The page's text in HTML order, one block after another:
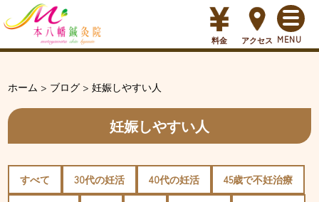
料金 アクセス
ホーム > ブログ >妊娠しやすい人
妊娠しやすい人
すべて 30代の妊活 40代の妊活 45歳で不妊治療